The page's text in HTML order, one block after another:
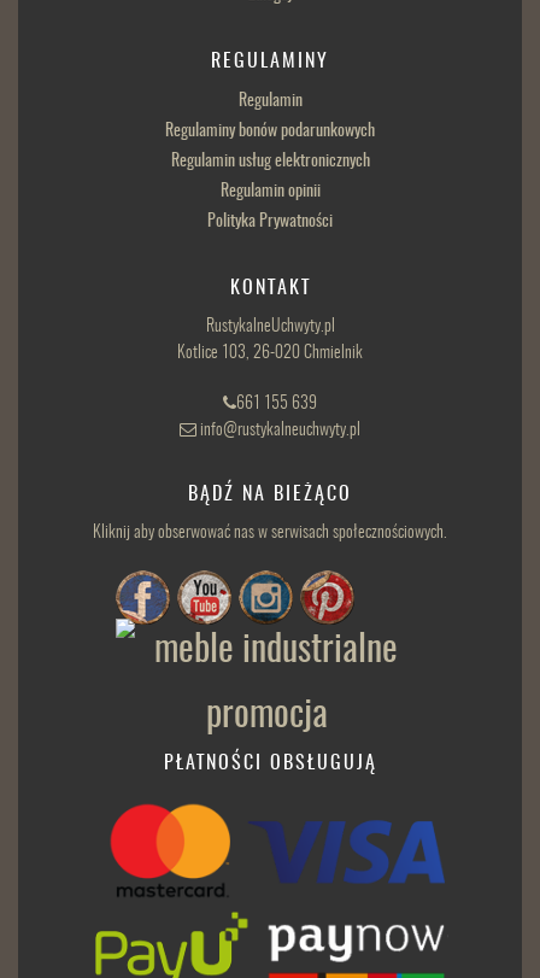
REGULAMINY
Regulamin
Regulaminy bonów podarunkowych
Regulamin usług elektronicznych
Regulamin opinii
Polityka Prywatności
KONTAKT
RustykalneUchwyty.pl
Kotlice 103, 26-020 Chmielnik
661 155 639
info@rustykalneuchwyty.pl
BĄDŹ NA BIEŻĄCO
Kliknij aby obserwować nas w serwisach społecznościowych.
PŁATNOŚCI OBSŁUGUJĄ